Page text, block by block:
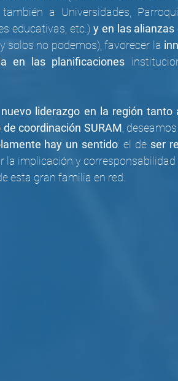
a Universidades,
educativas, etc.) y en las alianzas
solos no podemos), favorecer la
en las planificaciones
liderazgo en la región tanto
coordinación SURAM ,
hay un sentido: el de ser
la implicación y
esta gran familia en red.